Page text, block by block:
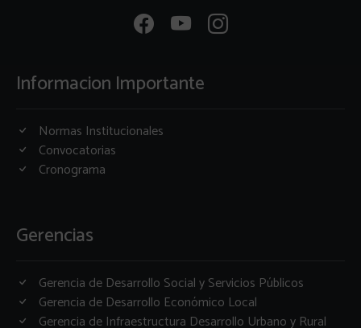
Informacion Importante
Normas Institucionales
Convocatorias
Cronograma
Gerencias
Gerencia de Desarrollo Social y Servicios Públicos
Gerencia de Desarrollo Económico Local
Gerencia de Infraestructura Desarrollo Urbano y Rural